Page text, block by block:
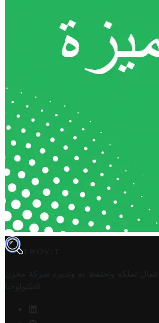
TROVIT
تملكه وتحتفظ به وتديره
شركة مخزن
التكنولوجيا